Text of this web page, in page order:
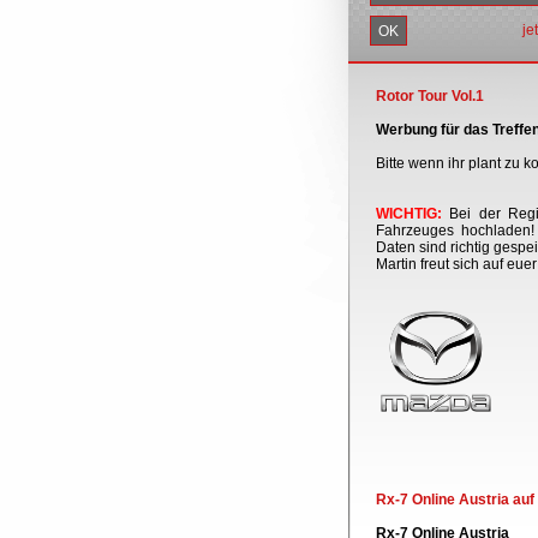
Rotor Tour Vol.1
Werbung für das
Bitte wenn ihr plant zu
WICHTIG: Bei der
Fahrzeuges
Daten sind richtig
Martin freut sich auf
Rx-7 Online Austria
Rx-7 Online Austria